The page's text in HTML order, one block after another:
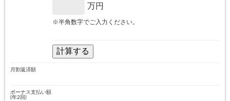
万円
※半角数字でご入力ください。
月割返済額
ボーナス支払い額
(年2回)